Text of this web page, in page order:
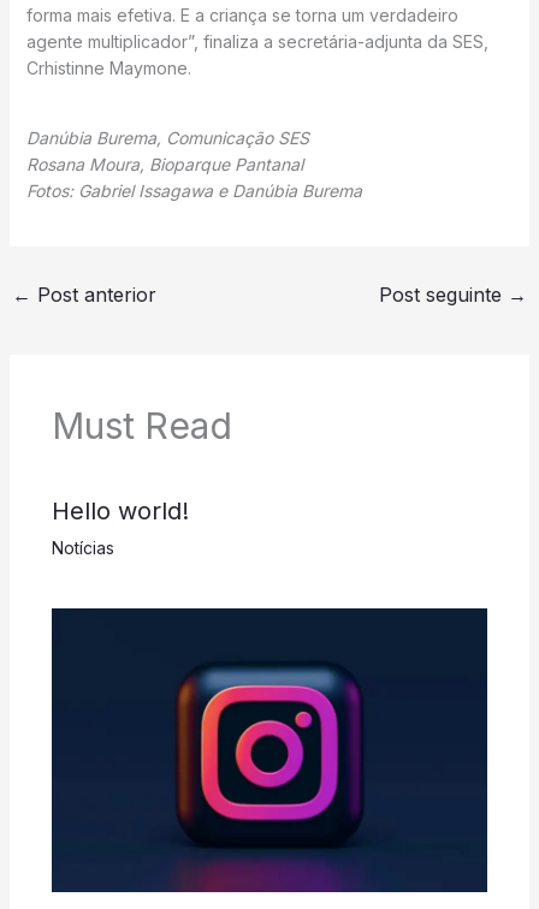
forma mais efetiva. E a criança se torna um verdadeiro
agente multiplicador”, finaliza a secretária-adjunta da SES,
Crhistinne Maymone.
Danúbia Burema, Comunicação SES
Rosana Moura, Bioparque Pantanal
Fotos: Gabriel Issagawa e Danúbia Burema
← Post anterior Post seguinte →
Must Read
Hello world!
Notícias